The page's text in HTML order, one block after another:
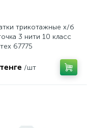
трикотажные х/б
3 нити 10 класс
67775
/шт